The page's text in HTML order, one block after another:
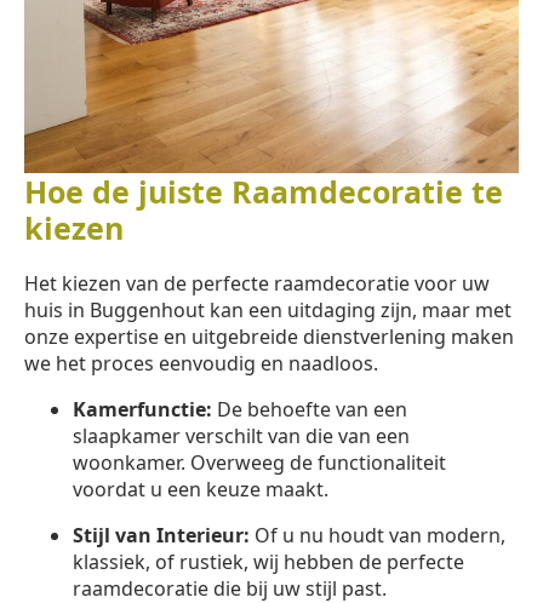
Hoe de juiste Raamdecoratie te
kiezen
Het kiezen van de perfecte raamdecoratie voor uw
huis in Buggenhout kan een uitdaging zijn, maar met
onze expertise en uitgebreide dienstverlening maken
we het proces eenvoudig en naadloos.
Kamerfunctie: De behoefte van een
slaapkamer verschilt van die van een
woonkamer. Overweeg de functionaliteit
voordat u een keuze maakt.
Stijl van Interieur: Of u nu houdt van modern,
klassiek, of rustiek, wij hebben de perfecte
raamdecoratie die bij uw stijl past.